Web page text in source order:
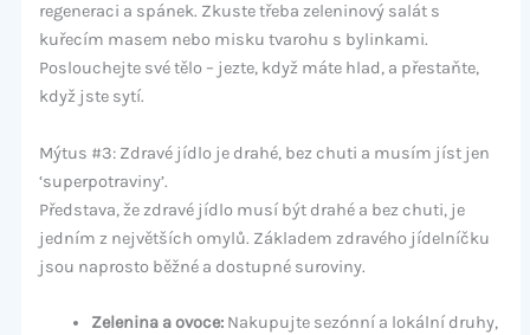
regeneraci a spánek. Zkuste třeba zeleninový salát s
kuřecím masem nebo misku tvarohu s bylinkami.
Poslouchejte své tělo – jezte, když máte hlad, a přestaňte,
když jste sytí.
Mýtus #3: Zdravé jídlo je drahé, bez chuti a musím jíst jen
‘superpotraviny’.
Představa, že zdravé jídlo musí být drahé a bez chuti, je
jedním z největších omylů. Základem zdravého jídelníčku
jsou naprosto běžné a dostupné suroviny.
Zelenina a ovoce:Nakupujte sezónní a lokální druhy,